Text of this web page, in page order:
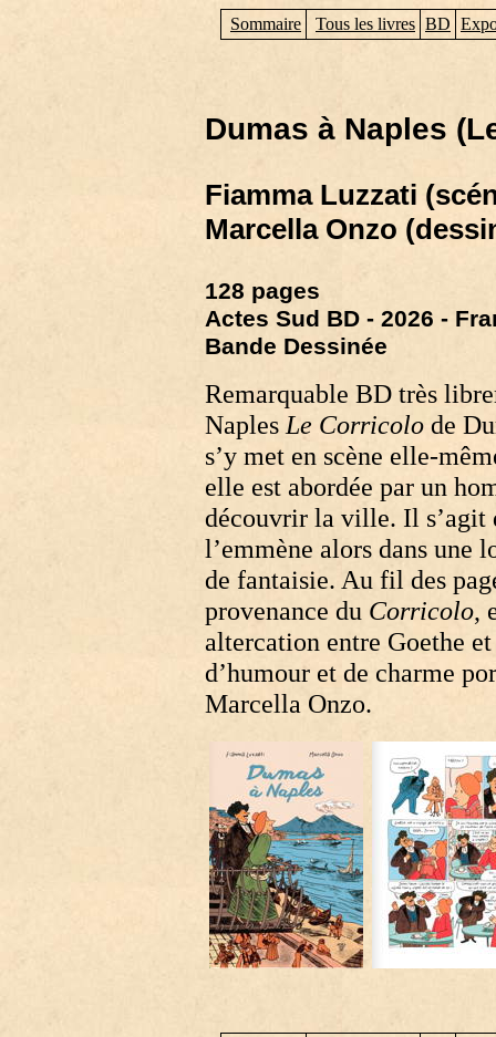
Sommaire Tous les livres BD
Dumas à Naples
Fiamma Luzzati
Marcella Onzo
128 pages
Actes Sud BD - 2026 -
Bande Dessinée
Remarquable BD très
Naples Le Corricolo de
s’y met en scène elle-
elle est abordée par un
découvrir la ville. Il s’agit
l’emmène alors dans une
de fantaisie. Au fil des
provenance du Corricolo,
altercation entre Goethe
d’humour et de charme
Marcella Onzo.